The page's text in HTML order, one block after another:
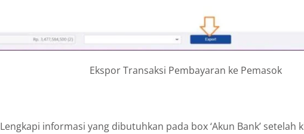
Ekspor Transaksi Pembayaran ke Pemasok
Lengkapi informasi yang dibutuhkan pada box ‘Akun Bank’ setelah